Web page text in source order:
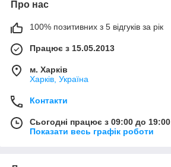
Про нас
100% позитивних з 5 відгуків за рік
Працює з 15.05.2013
м. Харків
Харків, Україна
Контакти
Сьогодні працює з 09:00 до 19:00
Показати весь графік роботи